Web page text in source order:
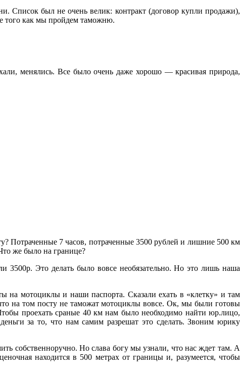
Список был не очень велик: контракт (договор купли продажи),
того как мы пройдем таможню.
менялись. Все было очень даже хорошо — красивая природа,
Потраченные 7 часов, потраченные 3500 рублей и лишние 500 км
же было на границе?
3500р. Это делать было вовсе необязательно. Но это лишь наша
на мотоциклы и наши паспорта. Сказали ехать в «клетку» и там
на том посту не таможат мотоциклы вовсе. Ок, мы были готовы
проехать сраные 40 км нам было необходимо найти юр.лицо,
за то, что нам самим разрешат это сделать. Звоним юрику
собственноручно. Но слава богу мы узнали, что нас ждет там. А
находится в 500 метрах от границы и, разумеется, чтобы